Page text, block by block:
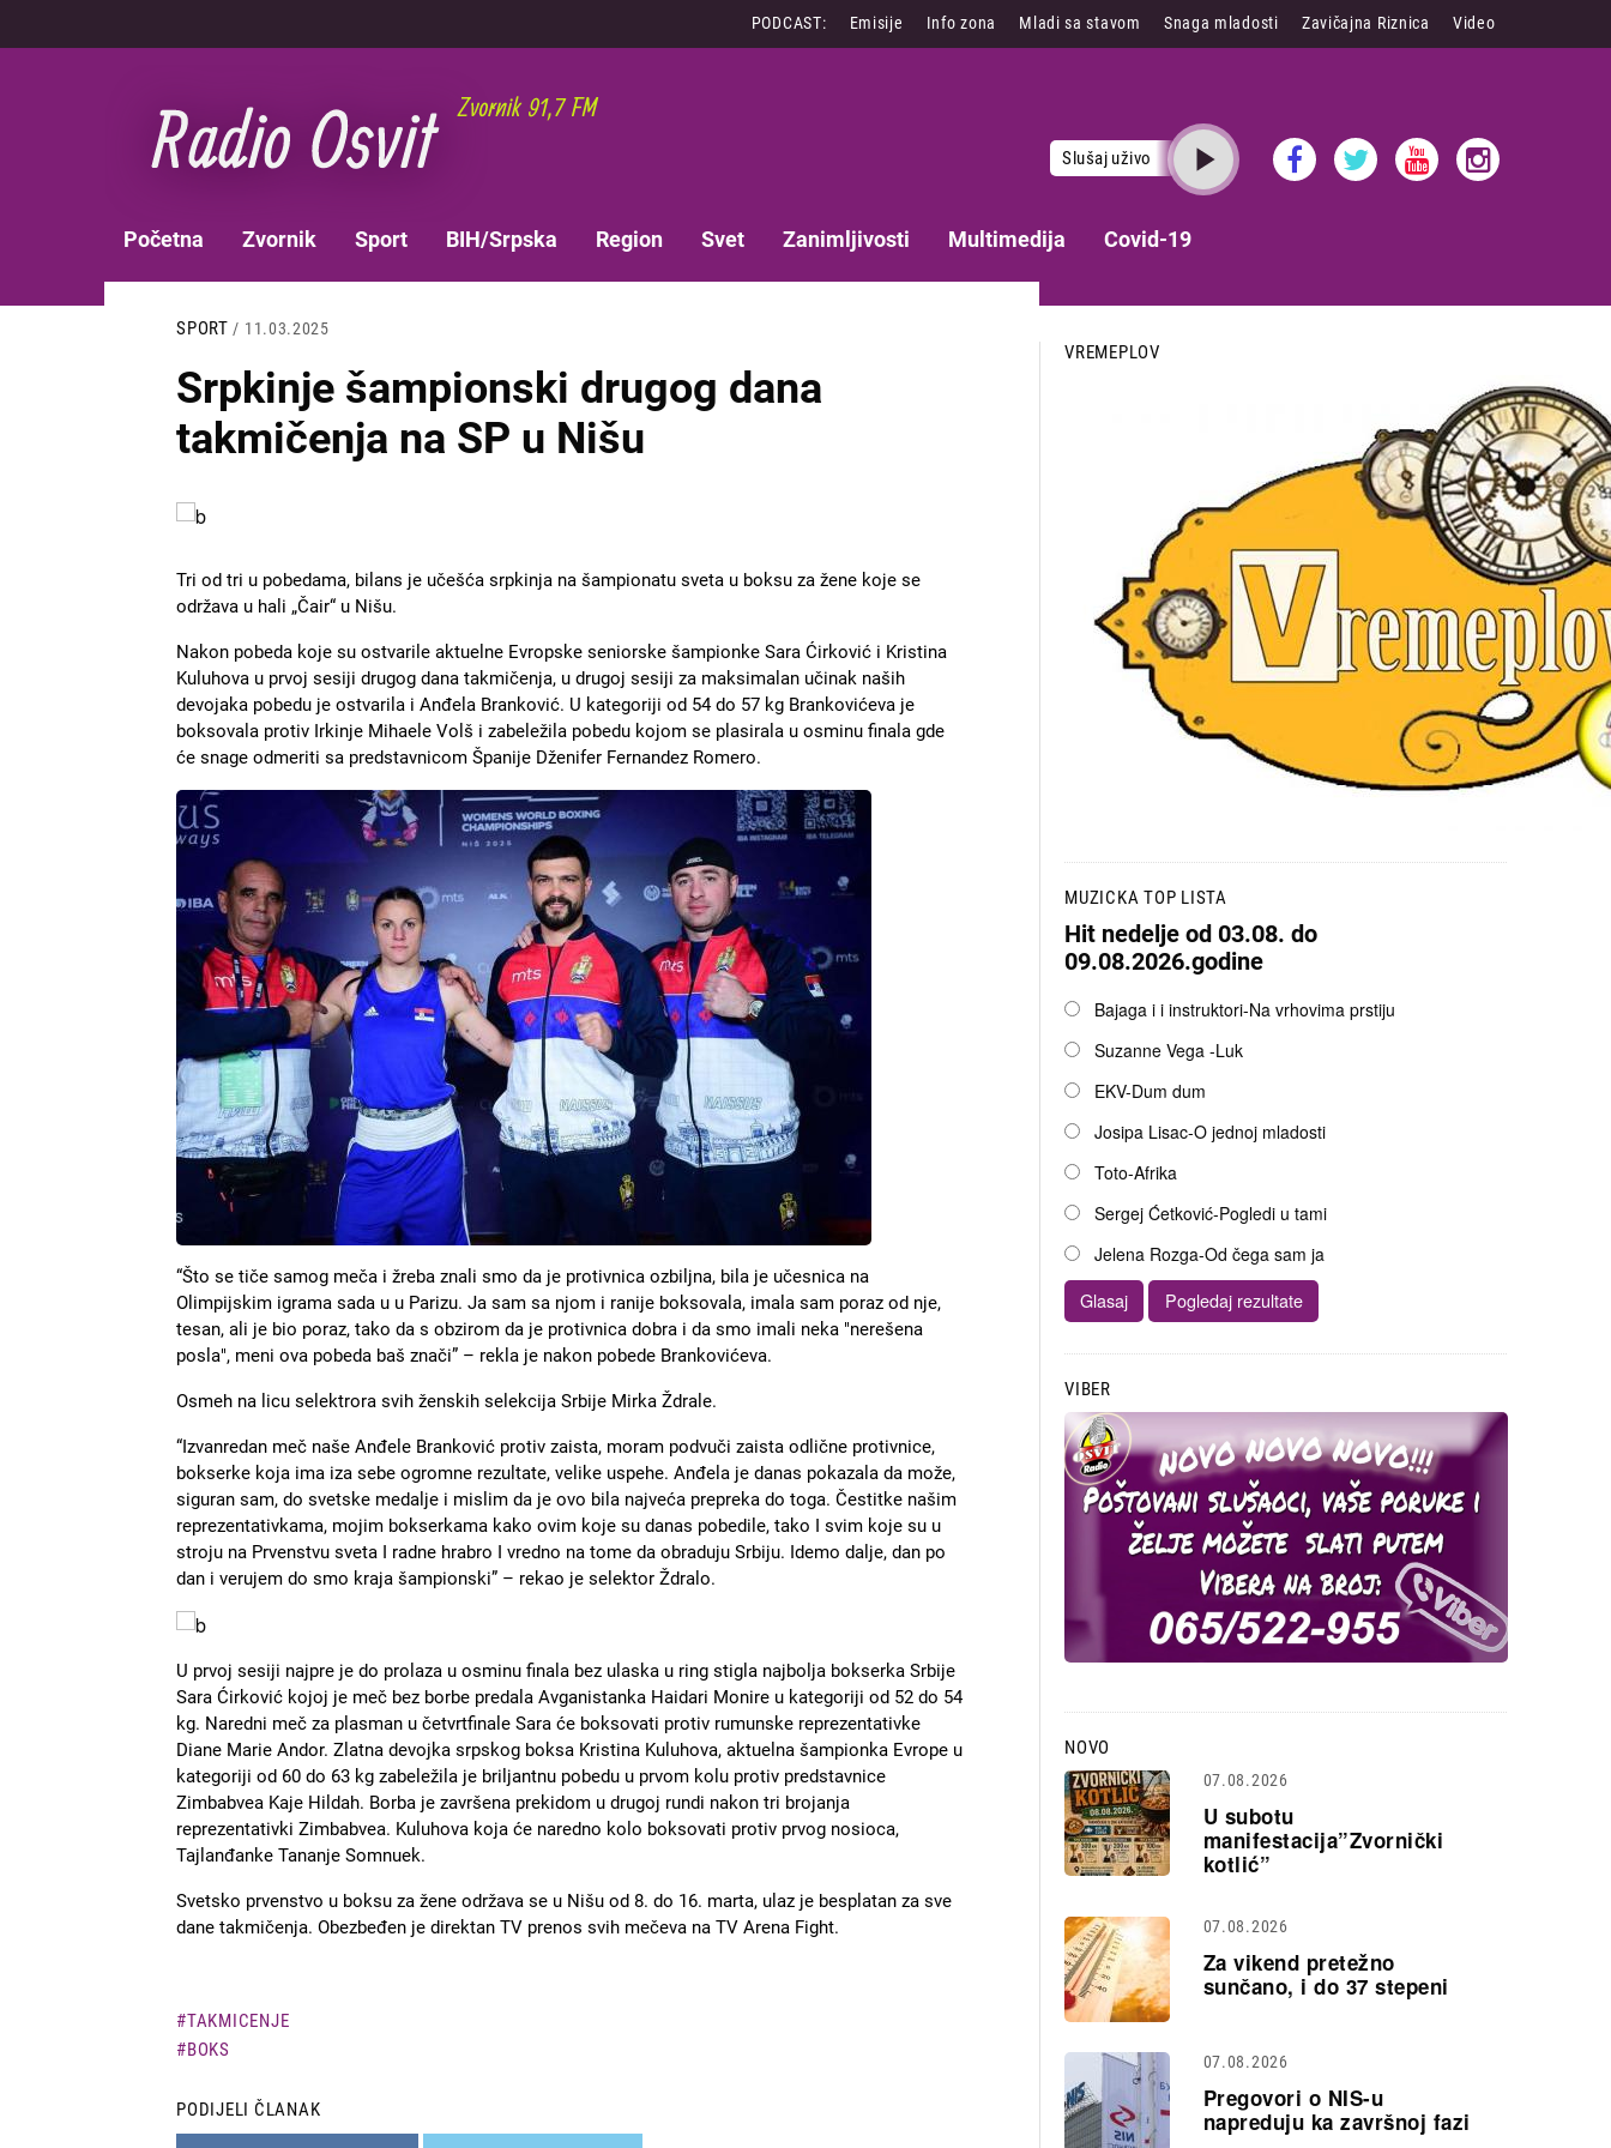
na
PODCAST: Emisije Info zona Mladi sa stavom Snaga mladosti Zavičajna Riznica Video
Slušaj uživo
NAVIGATION
Početna Zvornik Sport BIH/Srpska Region Svet Zanimljivosti Multimedija Covid-19
SPORT / 11.03.2025
Srpkinje šampionski drugog dana
takmičenja na SP u Nišu
Slika
Tri od tri u pobedama, bilans je učešća srpkinja na šampionatu sveta u boksu za žene koje se
održava u hali „Čair“ u Nišu.
Nakon pobeda koje su ostvarile aktuelne Evropske seniorske šampionke Sara Ćirković i Kristina
Kuluhova u prvoj sesiji drugog dana takmičenja, u drugoj sesiji za maksimalan učinak naših
devojaka pobedu je ostvarila i Anđela Branković. U kategoriji od 54 do 57 kg Brankovićeva je
boksovala protiv Irkinje Mihaele Volš i zabeležila pobedu kojom se plasirala u osminu finala gde
će snage odmeriti sa predstavnicom Španije Dženifer Fernandez Romero.
Slika
“Što se tiče samog meča i žreba znali smo da je protivnica ozbiljna, bila je učesnica na
Olimpijskim igrama sada u u Parizu. Ja sam sa njom i ranije boksovala, imala sam poraz od nje,
tesan, ali je bio poraz, tako da s obzirom da je protivnica dobra i da smo imali neka "nerešena
posla", meni ova pobeda baš znači” – rekla je nakon pobede Brankovićeva.
Osmeh na licu selektrora svih ženskih selekcija Srbije Mirka Ždrale.
“Izvanredan meč naše Anđele Branković protiv zaista, moram podvuči zaista odlične protivnice,
bokserke koja ima iza sebe ogromne rezultate, velike uspehe. Anđela je danas pokazala da može,
siguran sam, do svetske medalje i mislim da je ovo bila najveća prepreka do toga. Čestitke našim
reprezentativkama, mojim bokserkama kako ovim koje su danas pobedile, tako I svim koje su u
stroju na Prvenstvu sveta I radne hrabro I vredno na tome da obraduju Srbiju. Idemo dalje, dan po
dan i verujem do smo kraja šampionski” – rekao je selektor Ždralo.
Slika
U prvoj sesiji najpre je do prolaza u osminu finala bez ulaska u ring stigla najbolja bokserka Srbije
Sara Ćirković kojoj je meč bez borbe predala Avganistanka Haidari Monire u kategoriji od 52 do 54
kg. Naredni meč za plasman u četvrtfinale Sara će boksovati protiv rumunske reprezentativke
Diane Marie Andor. Zlatna devojka srpskog boksa Kristina Kuluhova, aktuelna šampionka Evrope u
kategoriji od 60 do 63 kg zabeležila je briljantnu pobedu u prvom kolu protiv predstavnice
Zimbabvea Kaje Hildah. Borba je završena prekidom u drugoj rundi nakon tri brojanja
reprezentativki Zimbabvea. Kuluhova koja će naredno kolo boksovati protiv prvog nosioca,
Tajlanđanke Tananje Somnuek.
Svetsko prvenstvo u boksu za žene održava se u Nišu od 8. do 16. marta, ulaz je besplatan za sve
dane takmičenja. Obezbeđen je direktan TV prenos svih mečeva na TV Arena Fight.
TAKMICENJE
BOKS
PODIJELI ČLANAK
VREMEPLOV
MUZICKA TOP LISTA
Hit nedelje od 03.08. do
09.08.2026.godine
OpcijeBajaga i i instruktori-Na vrhovima prstiju
Suzanne Vega -Luk
EKV-Dum dum
Josipa Lisac-O jednoj mladosti
Toto-Afrika
Sergej Ćetković-Pogledi u tami
Jelena Rozga-Od čega sam ja
VIBER
NOVO
07.08.2026
U subotu
manifestacija”Zvornički
kotlić”
07.08.2026
Za vikend pretežno
sunčano, i do 37 stepeni
07.08.2026
Pregovori o NIS-u
napreduju ka završnoj fazi